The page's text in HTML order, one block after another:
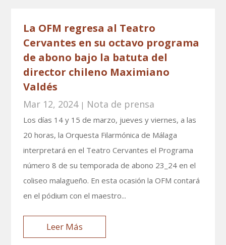
La OFM regresa al Teatro
Cervantes en su octavo programa
de abono bajo la batuta del
director chileno Maximiano
Valdés
Mar 12, 2024| Nota de prensa
Los días 14 y 15 de marzo, jueves y viernes, a las
20 horas, la Orquesta Filarmónica de Málaga
interpretará en el Teatro Cervantes el Programa
número 8 de su temporada de abono 23_24 en el
coliseo malagueño. En esta ocasión la OFM contará
en el pódium con el maestro...
Leer Más